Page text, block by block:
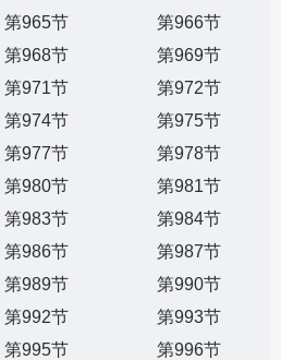
第965节
第966节
第968节
第969节
第971节
第972节
第974节
第975节
第977节
第978节
第980节
第981节
第983节
第984节
第986节
第987节
第989节
第990节
第992节
第993节
第995节
第996节